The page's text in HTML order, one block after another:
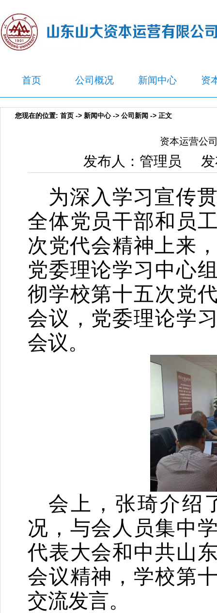
首页 公司概况 新闻中心 资
您现在的位置: 首页 -> 新闻中心-> 公司新闻 -> 正文
资本运营公
发布人：管理员
为深入学习宣传
全体党员干部和员
次党代会精神上来
党委理论学习中心
彻学校第十五次党
会议，党委理论学
会议。
会上，张琦介绍
况，与会人员集中
代表大会和中共山
会议精神，学校第
交流发言。